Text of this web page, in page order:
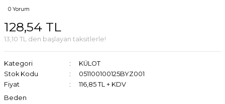
0 Yorum
128,54 TL
13,10 TL den başlayan taksitlerle!
Kategori
KÜLOT
Stok Kodu
051100100125BYZ001
Fiyat
116,85 TL + KDV
Beden